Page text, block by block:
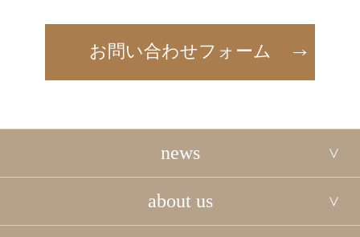
お問い合わせフォーム
news
about us